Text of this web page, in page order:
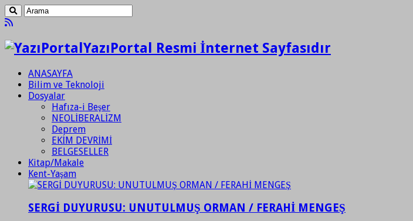
YazıPortal Resmi İnternet Sayfasıdır
ANASAYFA
Bilim ve Teknoloji
Dosyalar
Hafıza-i Beşer
NEOLİBERALİZM
Deprem
EKİM DEVRİMİ
BELGESELLER
Kitap/Makale
Kent-Yaşam
SERGİ DUYURUSU: UNUTULMUŞ ORMAN / FERAHİ MENGEŞ